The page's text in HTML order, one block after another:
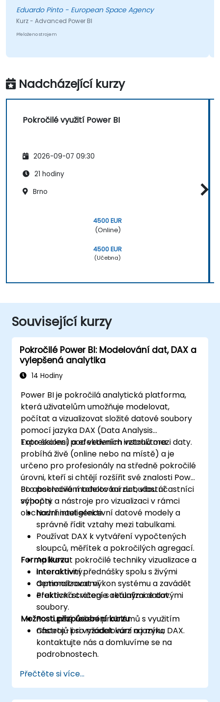
Pinto - European Space Agency
- Advanced Power BI
strojem
Nadcházející kurzy
Pokročilé využití Power BI
2026-09-07 09:30
21 hodiny
Brno
4500 EUR
(Online)
4500 EUR
(Učebna)
Související kurzy
Pokročilé Power BI: Modelování dat, DAX a
vylepšená analytika
14 Hodiny
Power BI je pokročilá analytická platforma,
která uživatelům umožňuje modelovat,
počítat a vizualizovat složité datové soubory
pomocí jazyka DAX (Data Analysis
Expressions) a efektivních vztahů mezi daty.
Toto školení pod vedením instruktora
probíhá živě (online nebo na místě) a je
určeno pro profesionály na středně pokročilé
úrovni, kteří si chtějí rozšířit své znalosti Power
BI o pokročilé modelování dat, vlastní
výpočty a nástroje pro vizualizaci v rámci
obchodní inteligence.
Po absolvování tohoto kurzu budou účastníci
schopni:
Navrhnout efektivní datové modely a
správně řídit vztahy mezi tabulkami.
Používat DAX k vytváření vypočtených
sloupců, měřítek a pokročilých agregací.
Aplikovat pokročilé techniky vizualizace a
interaktivity.
Optimalizovat výkon systému a zavádět
efektivní strategie aktualizace dat.
Forma kurzu
Interaktivní přednášky spolu s živými
demonstracemi.
Praktická cvičení s reálnými datovými
soubory.
Postupné řešení problémů s využitím
nástrojů pro modelování a jazyka DAX.
Možnosti přizpůsobení kurzu
Chcete-li si vyžádat kurz na míru,
kontaktujte nás a domluvíme se na
podrobnostech.
Přečtěte si více...